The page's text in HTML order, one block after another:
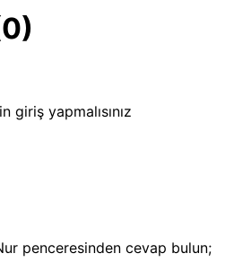
giriş yapmalısınız
penceresinden cevap bulun;